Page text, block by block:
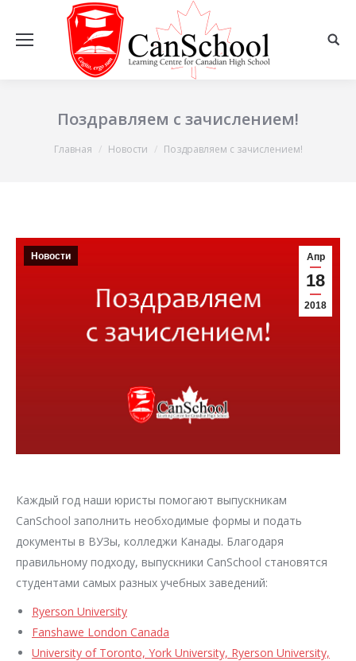
Поздравляем с зачислением!
Вы здесь:Главная Новости Поздравляем с зачислением!
Апр
18
2018
Новости
Каждый год наши юристы помогают выпускникам
CanSchool заполнить необходимые формы и подать
документы в ВУЗы, колледжи Канады. Благодаря
правильному подходу, выпускники CanSchool становятся
студентами самых разных учебных заведений:
Ryerson University
Fanshawe London Canada
University of Toronto, York University, Ryerson University,